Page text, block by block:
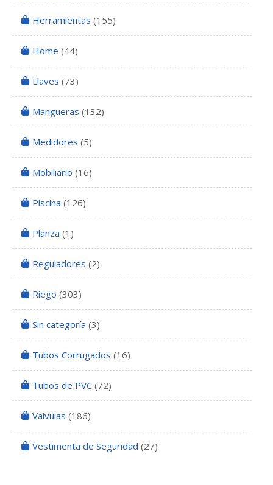
Herramientas (155)
Home (44)
Llaves (73)
Mangueras (132)
Medidores (5)
Mobiliario (16)
Piscina (126)
Planza (1)
Reguladores (2)
Riego (303)
Sin categoría (3)
Tubos Corrugados (16)
Tubos de PVC (72)
Valvulas (186)
Vestimenta de Seguridad (27)